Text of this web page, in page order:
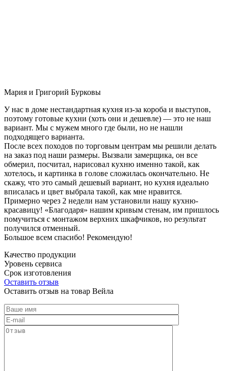
Мария и Григорий Бурковы
У нас в доме нестандартная кухня из-за короба и выступов,
поэтому готовые кухни (хоть они и дешевле) — это не наш
вариант. Мы с мужем много где были, но не нашли
подходящего варианта.
После всех походов по торговым центрам мы решили делать
на заказ под наши размеры. Вызвали замерщика, он все
обмерил, посчитал, нарисовал кухню именно такой, как
хотелось, и картинка в голове сложилась окончательно. Не
скажу, что это самый дешевый вариант, но кухня идеально
вписалась и цвет выбрала такой, как мне нравится.
Примерно через 2 недели нам установили нашу кухню-
красавицу! «Благодаря» нашим кривым стенам, им пришлось
помучиться с монтажом верхних шкафчиков, но результат
получился отменный.
Большое всем спасибо! Рекомендую!
Качество продукции
Уровень сервиса
Срок изготовления
Оставить отзыв
Оставить отзыв на товар Вейла